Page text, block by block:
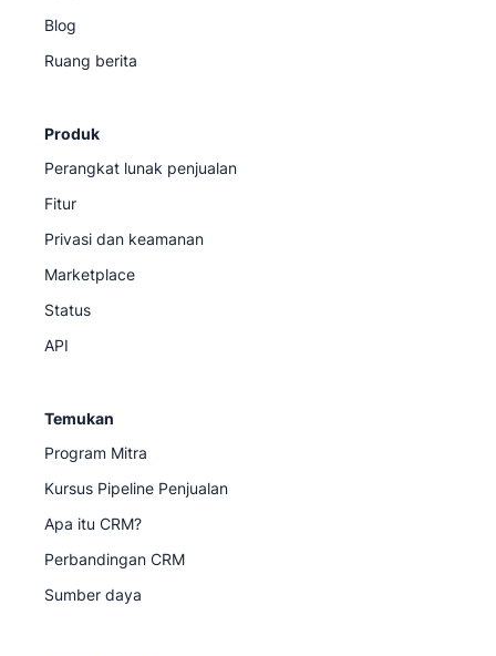
Blog
Ruang berita
Produk
Perangkat lunak penjualan
Fitur
Privasi dan keamanan
Marketplace
Status
API
Temukan
Program Mitra
Kursus Pipeline Penjualan
Apa itu CRM?
Perbandingan CRM
Sumber daya